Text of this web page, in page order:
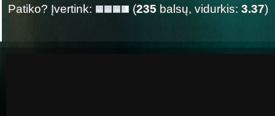
Patiko? Įvertink:
(235 balsų, vidurkis: 3.37)